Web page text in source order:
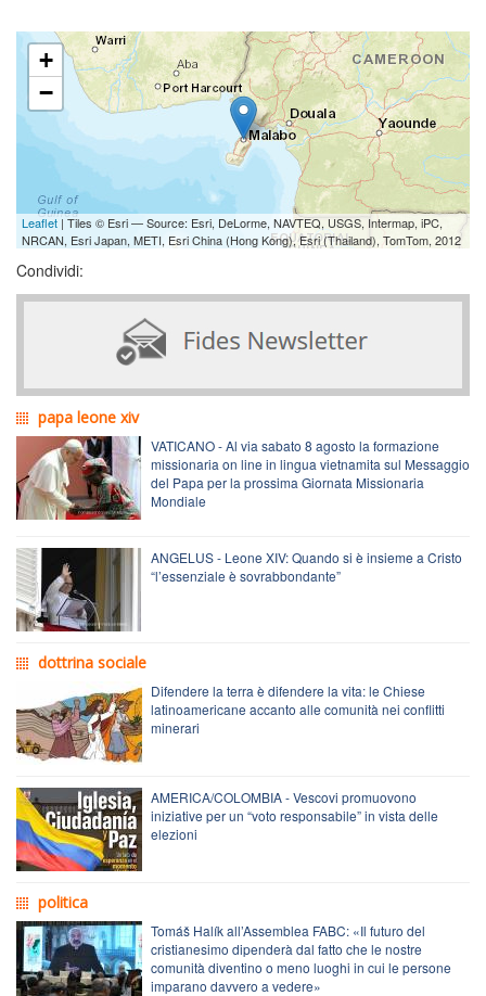
+
−
Leaflet | Tiles © Esri — Source: Esri, DeLorme, NAVTEQ, USGS, Intermap, iPC,
NRCAN, Esri Japan, METI, Esri China (Hong Kong), Esri (Thailand), TomTom, 2012
Condividi:
papa leone xiv
VATICANO - Al via sabato 8 agosto la formazione
missionaria on line in lingua vietnamita sul Messaggio
del Papa per la prossima Giornata Missionaria
Mondiale
ANGELUS - Leone XIV: Quando si è insieme a Cristo
“l’essenziale è sovrabbondante”
dottrina sociale
Difendere la terra è difendere la vita: le Chiese
latinoamericane accanto alle comunità nei conflitti
minerari
AMERICA/COLOMBIA - Vescovi promuovono
iniziative per un “voto responsabile” in vista delle
elezioni
politica
Tomáš Halík all’Assemblea FABC: «Il futuro del
cristianesimo dipenderà dal fatto che le nostre
comunità diventino o meno luoghi in cui le persone
imparano davvero a vedere»